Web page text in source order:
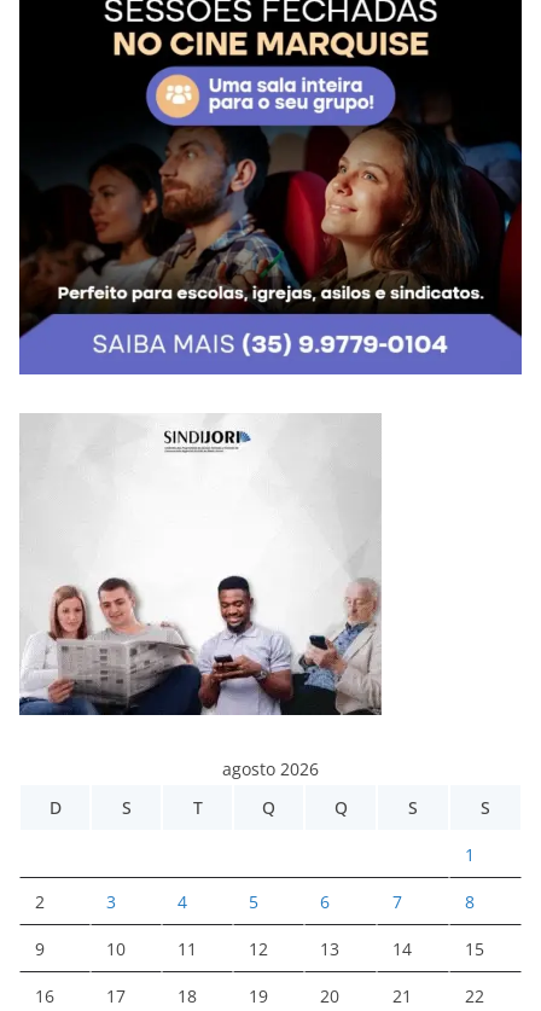
agosto 2026
D
S T Q Q S S
1
2 3 4 5 6 7 8
9 10 11 12 13 14 15
16 17 18 19 20 21 22